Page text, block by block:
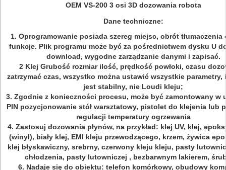
OEM VS-200 3 osi 3D dozowania robota
Dane techniczne:
1. Oprogramowanie posiada szereg miejsc, obrót tłumaczenia
funkcje. Plik programu może być za pośrednictwem dysku U
download, wygodne zarządzanie danymi i zapisać.
2 Klej Grubość rozmiar ilość, prędkość powłoki, czasu
zatrzymać czas, wszystko można ustawić wszystkie parametry,
jest stabilny, nie Loudi kleju;
3. Zgodnie z konieczności procesu, może być zamontowany w
PIN pozycjonowanie stół warsztatowy, pistolet do klejenia lub
regulacji temperatury ogrzewania
4. Zastosuj dozowania płynów, na przykład: klej UV, klej,
(winyl), biały klej, EMI kleju przewodzącego, krzem, żywica
klej błyskawiczny, srebrny, czerwony kleju kleju, pasty
chłodzenia, pasty lutowniczej , bezbarwnym lakierem,
6. Nadaje się do obiektu: telefon komórkowy, obudowy